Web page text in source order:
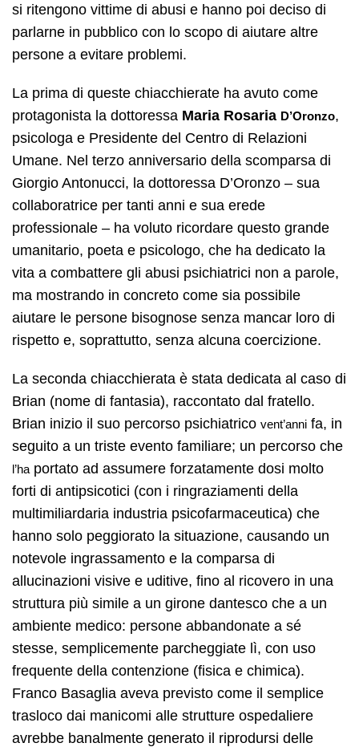
si ritengono vittime di abusi e hanno poi deciso di
parlarne in pubblico con lo scopo di aiutare altre
persone a evitare problemi.
La prima di queste chiacchierate ha avuto come
protagonista la dottoressa Maria Rosaria D’Oronzo,
psicologa e Presidente del Centro di Relazioni
Umane. Nel terzo anniversario della scomparsa di
Giorgio Antonucci, la dottoressa D’Oronzo – sua
collaboratrice per tanti anni e sua erede
professionale – ha voluto ricordare questo grande
umanitario, poeta e psicologo, che ha dedicato la
vita a combattere gli abusi psichiatrici non a parole,
ma mostrando in concreto come sia possibile
aiutare le persone bisognose senza mancar loro di
rispetto e, soprattutto, senza alcuna coercizione.
La seconda chiacchierata è stata dedicata al caso di
Brian (nome di fantasia), raccontato dal fratello.
Brian inizio il suo percorso psichiatrico vent’anni fa, in
seguito a un triste evento familiare; un percorso che
l’ha portato ad assumere forzatamente dosi molto
forti di antipsicotici (con i ringraziamenti della
multimiliardaria industria psicofarmaceutica) che
hanno solo peggiorato la situazione, causando un
notevole ingrassamento e la comparsa di
allucinazioni visive e uditive, fino al ricovero in una
struttura più simile a un girone dantesco che a un
ambiente medico: persone abbandonate a sé
stesse, semplicemente parcheggiate lì, con uso
frequente della contenzione (fisica e chimica).
Franco Basaglia aveva previsto come il semplice
trasloco dai manicomi alle strutture ospedaliere
avrebbe banalmente generato il riprodursi delle